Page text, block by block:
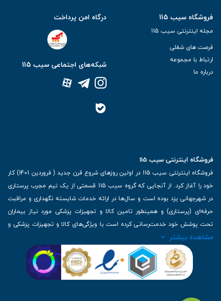
فروشگاه سیب 115
مجله اینترنتی سیب 115
فرصت های شغلی
ارتباط با مجموعه
درباره ما
درگاه امن پرداخت
شبکه‌های اجتماعی سیب 115
فروشگاه اینترنتی سیب 115
فروشگاه اینترنتی سیب 115 در اولین روزهای شروع قرن جدید ( فروردین 1401) کار
خود را آغاز کرد. از آنجایی که گروه سیب 115 قسمتی از یک تیم مجرب پرستاری
در شهرجهانی یزد بوده است و سال‌ها در ارائه خدمات شایسته نگهداری و مراقبت
حرفه‌ای (پرستاری) و همینطور تامین کالا و تجهیزات پزشکی مورد نیاز بیماران
تحت پوشش خود خدمت‌رسانی کرده است با ویژگی‌های کالا و تجهیزات پزشکی و
برترین برندهای موجود در بازار اطلاعات بسیار ارزشمندی را دارا می‌باشد
| تلفن تماس : 36333383-035 | ایمیل: Info@Sib115.com
مشاهده بیشتر